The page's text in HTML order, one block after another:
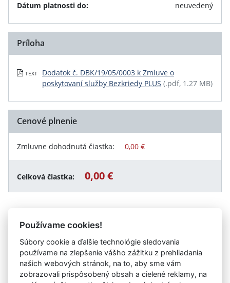
Dátum platnosti do: neuvedený
Príloha
TEXT
Dodatok č. DBK/19/05/0003 k Zmluve o
poskytovaní služby Bezkriedy PLUS (.pdf, 1.27 MB)
Cenové plnenie
Zmluvne dohodnutá čiastka: 0,00 €
Celková čiastka: 0,00 €
Návrat späť
Vystavil:Základná škola s materskou školou Attilu
Józsefa s vyučovacím jazykom maďarským - József Attila
Používame cookies!
Súbory cookie a ďalšie technológie sledovania
používame na zlepšenie vášho zážitku z prehliadania
našich webových stránok, na to, aby sme vám
zobrazovali prispôsobený obsah a cielené reklamy, na